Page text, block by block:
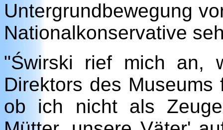
Untergrundbewegung
Nationalkonservative
"Świrski rief mich an,
Direktors des
ob ich nicht als